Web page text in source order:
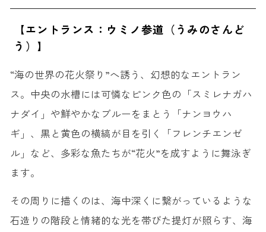
【エントランス：ウミノ参道（うみのさんど
う）】
“海の世界の花火祭り”へ誘う、幻想的なエントラン
ス。中央の水槽には可憐なピンク色の「スミレナガハ
ナダイ」や鮮やかなブルーをまとう「ナンヨウハ
ギ」、黒と黄色の横縞が目を引く「フレンチエンゼ
ル」など、多彩な魚たちが“花火”を成すように舞泳ぎ
ます。
その周りに描くのは、海中深くに繋がっているような
石造りの階段と情緒的な光を帯びた提灯が照らす、海